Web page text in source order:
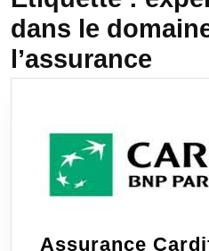
dans le
l’assurance
Assurance